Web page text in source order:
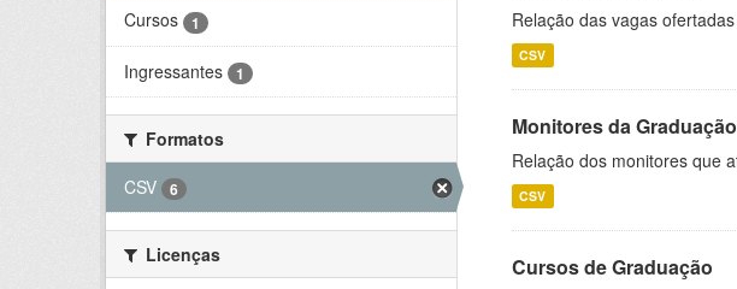
Cursos 1
Ingressantes 1
Formatos
CSV
6
Licenças
Relação das vagas
CSV
Monitores da Graduação
Relação dos monitores que
CSV
Cursos de Graduação